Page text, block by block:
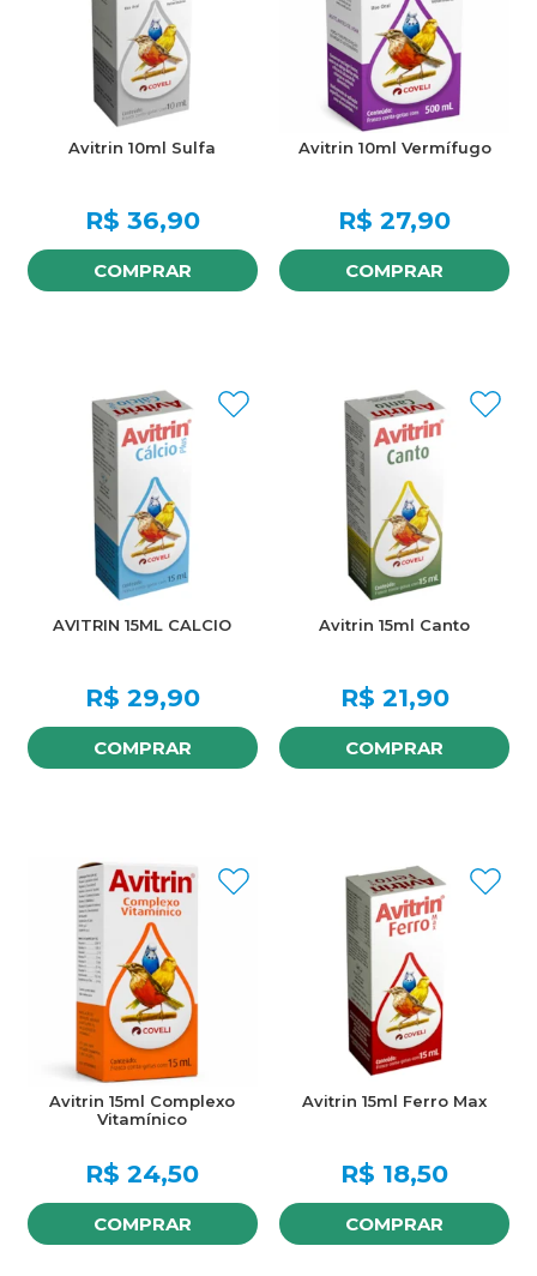
Avitrin 10ml Sulfa
R$ 36,90
COMPRAR
Avitrin 10ml Vermífugo
R$ 27,90
COMPRAR
AVITRIN 15ML CALCIO
R$ 29,90
COMPRAR
Avitrin 15ml Canto
R$ 21,90
COMPRAR
Avitrin 15ml Complexo
Vitamínico
R$ 24,50
COMPRAR
Avitrin 15ml Ferro Max
R$ 18,50
COMPRAR